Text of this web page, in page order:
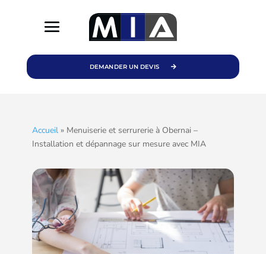
DEMANDER UN DEVIS
Accueil» Menuiserie et serrurerie à Obernai –
Installation et dépannage sur mesure avec MIA